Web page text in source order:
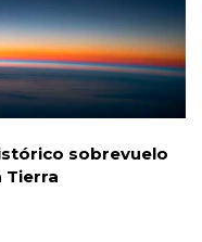
sobrevuelo
Tierra